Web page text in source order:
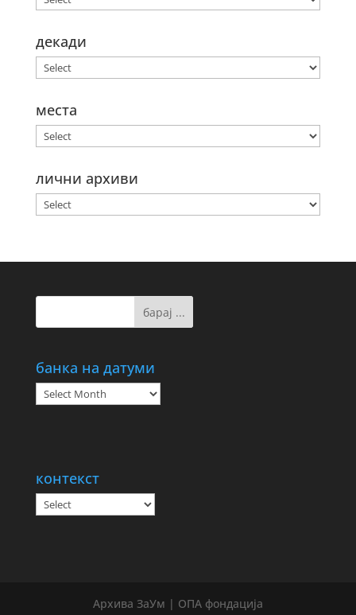
декади
места
лични архиви
банка на датуми
банка
на
контекст
Архива ЗаУм | ОПА фондација